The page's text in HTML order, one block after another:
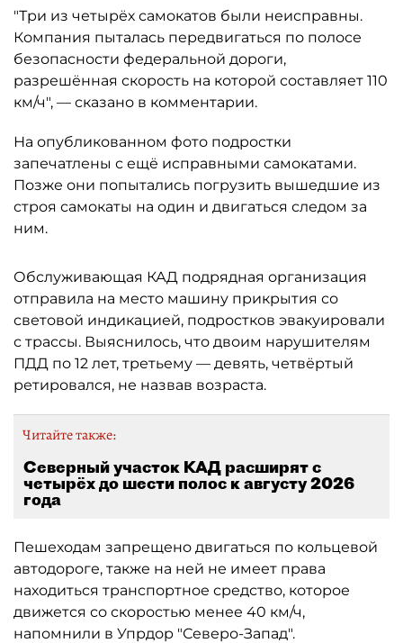
"Три из четырёх самокатов были неисправны.
Компания пыталась передвигаться по полосе
безопасности федеральной дороги,
разрешённая скорость на которой составляет 110
км/ч", — сказано в комментарии.
На опубликованном фото подростки
запечатлены с ещё исправными самокатами.
Позже они попытались погрузить вышедшие из
строя самокаты на один и двигаться следом за
ним.
Обслуживающая КАД подрядная организация
отправила на место машину прикрытия со
световой индикацией, подростков эвакуировали
с трассы. Выяснилось, что двоим нарушителям
ПДД по 12 лет, третьему — девять, четвёртый
ретировался, не назвав возраста.
Читайте также:
Северный участок КАД расширят с
четырёх до шести полос к августу 2026
года
Пешеходам запрещено двигаться по кольцевой
автодороге, также на ней не имеет права
находиться транспортное средство, которое
движется со скоростью менее 40 км/ч,
напомнили в Упрдор "Северо-Запад".